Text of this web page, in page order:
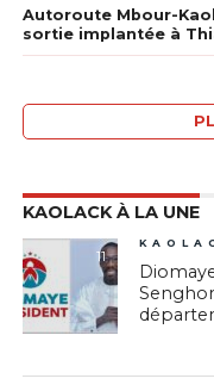
Autoroute Mbour-
sortie implantée à
KAOLACK À LA UNE
11